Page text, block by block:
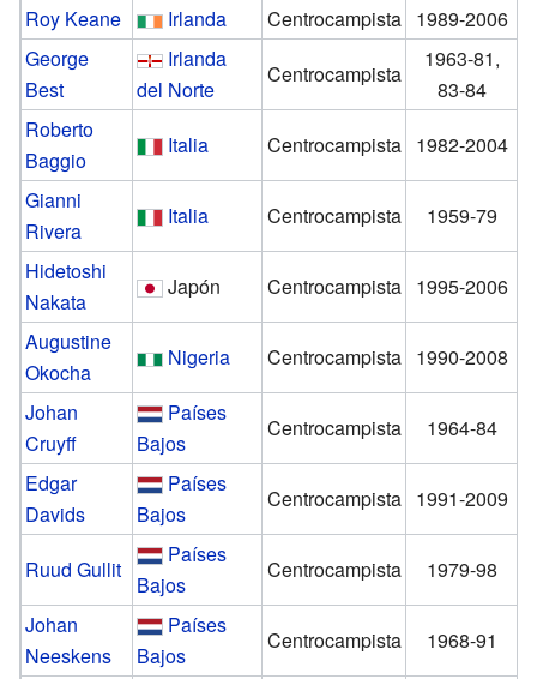
Roy Keane Irlanda Centrocampista 1989-2006
George
Best
Irlanda
del Norte
Centrocampista
1963-81,
83-84
Roberto
Baggio
Italia Centrocampista 1982-2004
Gianni
Rivera
Italia Centrocampista
1959-79
Hidetoshi
Nakata
Japón Centrocampista 1995-2006
Augustine
Okocha
Nigeria Centrocampista 1990-2008
Johan
Cruyff
Países
Bajos
Centrocampista
1964-84
Edgar
Davids
Países
Bajos
Centrocampista 1991-2009
Ruud Gullit
Países
Bajos
Centrocampista
1979-98
Johan
Neeskens
Países
Bajos
Centrocampista
1968-91